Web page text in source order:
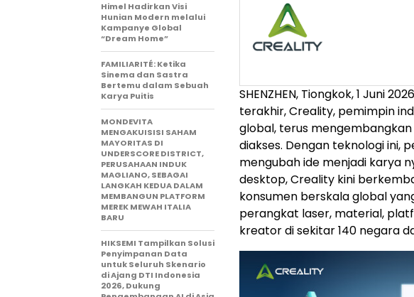
SHENZHEN, Tiongkok, 1 Juni
terakhir, Creality, pemimpin
global, terus
diakses. Dengan teknologi ini,
mengubah ide menjadi karya
desktop, Creality kini
konsumen berskala global
perangkat laser, material,
kreator di sekitar 140 negara
Himel Hadirkan Visi
Hunian Modern melalui
Kampanye Global
“Dream Home”
FAMILIARITÉ: Ketika
Sinema dan Sastra
Bertemu dalam Sebuah
Karya Puitis
MONDEVITA
MENGAKUISISI SAHAM
MAYORITAS DI
UNDERSCORE DISTRICT,
PERUSAHAAN INDUK
MAGLIANO, SEBAGAI
LANGKAH KEDUA DALAM
MEMBANGUN PLATFORM
MEREK MEWAH ITALIA
BARU
HIKSEMI Tampilkan Solusi
Penyimpanan Data
untuk Seluruh Skenario
di Ajang DTI Indonesia
2026, Dukung